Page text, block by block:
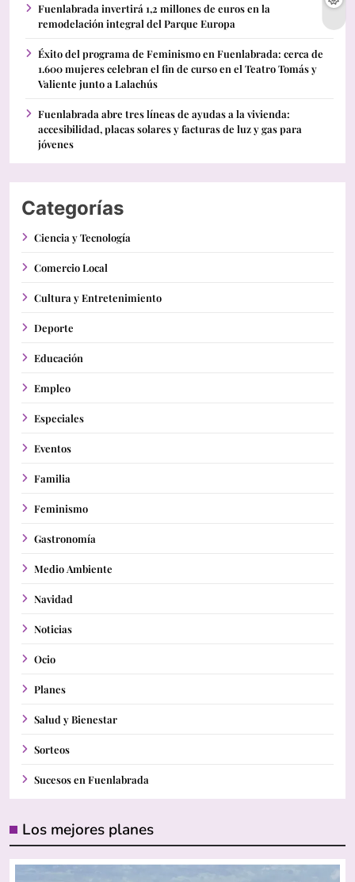
Fuenlabrada invertirá 1,2 millones de euros en la
remodelación integral del Parque Europa
Éxito del programa de Feminismo en Fuenlabrada: cerca de
1.600 mujeres celebran el fin de curso en el Teatro Tomás y
Valiente junto a Lalachús
Fuenlabrada abre tres líneas de ayudas a la vivienda:
accesibilidad, placas solares y facturas de luz y gas para
jóvenes
Categorías
Ciencia y Tecnología
Comercio Local
Cultura y Entretenimiento
Deporte
Educación
Empleo
Especiales
Eventos
Familia
Feminismo
Gastronomía
Medio Ambiente
Navidad
Noticias
Ocio
Planes
Salud y Bienestar
Sorteos
Sucesos en Fuenlabrada
Los mejores planes